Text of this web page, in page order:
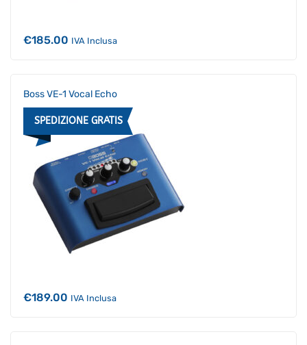
€185.00 IVA Inclusa
Boss VE-1 Vocal Echo
SPEDIZIONE GRATIS
€189.00 IVA Inclusa